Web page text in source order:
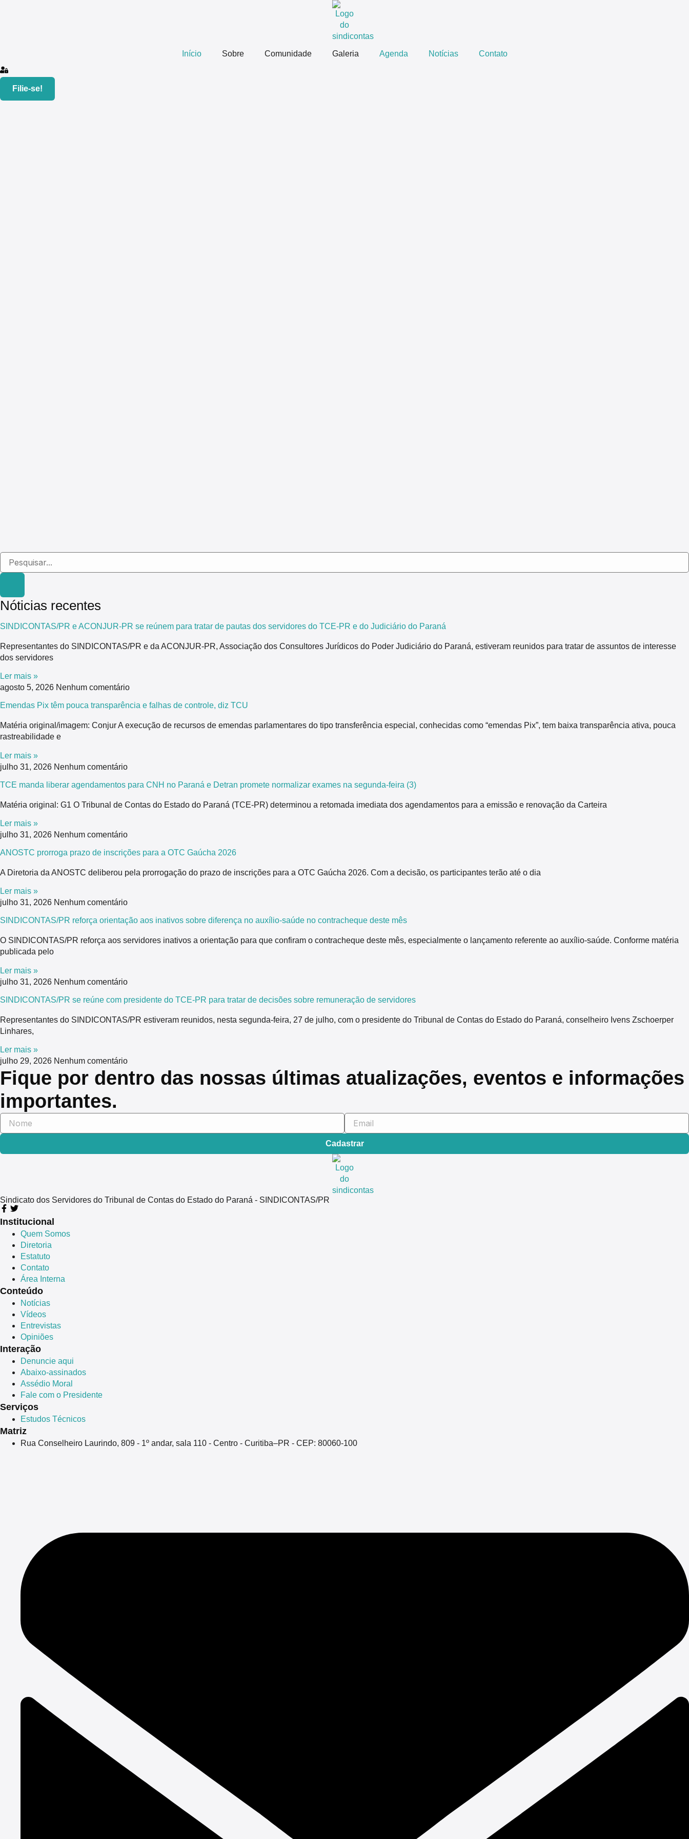
Início Sobre Comunidade Galeria Agenda Notícias Contato
Filie-se!
Nóticias recentes
SINDICONTAS/PR e ACONJUR-PR se reúnem para tratar de pautas dos servidores do TCE-PR e do Judiciário do Paraná
Representantes do SINDICONTAS/PR e da ACONJUR-PR, Associação dos Consultores Jurídicos do Poder Judiciário do Paraná, estiveram reunidos para tratar de assuntos de interesse
dos servidores
Ler mais »
agosto 5, 2026 Nenhum comentário
Emendas Pix têm pouca transparência e falhas de controle, diz TCU
Matéria original/imagem: Conjur A execução de recursos de emendas parlamentares do tipo transferência especial, conhecidas como “emendas Pix”, tem baixa transparência ativa, pouca
rastreabilidade e
Ler mais »
julho 31, 2026 Nenhum comentário
TCE manda liberar agendamentos para CNH no Paraná e Detran promete normalizar exames na segunda-feira (3)
Matéria original: G1 O Tribunal de Contas do Estado do Paraná (TCE-PR) determinou a retomada imediata dos agendamentos para a emissão e renovação da Carteira
Ler mais »
julho 31, 2026 Nenhum comentário
ANOSTC prorroga prazo de inscrições para a OTC Gaúcha 2026
A Diretoria da ANOSTC deliberou pela prorrogação do prazo de inscrições para a OTC Gaúcha 2026. Com a decisão, os participantes terão até o dia
Ler mais »
julho 31, 2026 Nenhum comentário
SINDICONTAS/PR reforça orientação aos inativos sobre diferença no auxílio-saúde no contracheque deste mês
O SINDICONTAS/PR reforça aos servidores inativos a orientação para que confiram o contracheque deste mês, especialmente o lançamento referente ao auxílio-saúde. Conforme matéria
publicada pelo
Ler mais »
julho 31, 2026 Nenhum comentário
SINDICONTAS/PR se reúne com presidente do TCE-PR para tratar de decisões sobre remuneração de servidores
Representantes do SINDICONTAS/PR estiveram reunidos, nesta segunda-feira, 27 de julho, com o presidente do Tribunal de Contas do Estado do Paraná, conselheiro Ivens Zschoerper
Linhares,
Ler mais »
julho 29, 2026 Nenhum comentário
Fique por dentro das nossas últimas atualizações, eventos e informações
importantes.
Cadastrar
Sindicato dos Servidores do Tribunal de Contas do Estado do Paraná - SINDICONTAS/PR
Institucional
Quem Somos
Diretoria
Estatuto
Contato
Área Interna
Conteúdo
Notícias
Vídeos
Entrevistas
Opiniões
Interação
Denuncie aqui
Abaixo-assinados
Assédio Moral
Fale com o Presidente
Serviços
Estudos Técnicos
Matriz
Rua Conselheiro Laurindo, 809 - 1º andar, sala 110 - Centro - Curitiba–PR - CEP: 80060-100